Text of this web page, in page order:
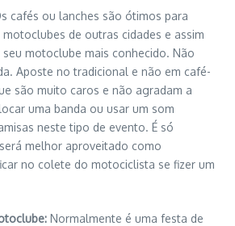
cafés ou lanches são ótimos para
de outras cidades e assim
motoclube mais conhecido. Não
Aposte no tradicional e não em café-
são muito caros e não agradam a
uma banda ou usar um som
neste tipo de evento. É só
melhor aproveitado como
no colete do motociclista se fizer um
Normalmente é uma festa de